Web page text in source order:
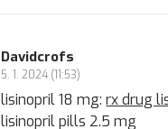
Davidcrofs
5. 1. 2024 (11:53)
lisinopril 18 mg:rx drug
lisinopril pills 2.5 mg